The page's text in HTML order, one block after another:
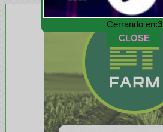
Cerrando en:1
CLOSE